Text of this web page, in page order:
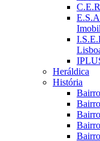
Heráldica
História